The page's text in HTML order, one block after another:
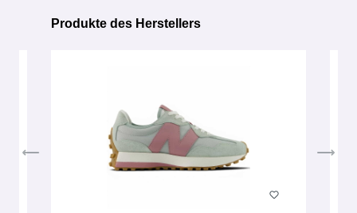
Produktgalerie überspringen
Produkte des Herstellers